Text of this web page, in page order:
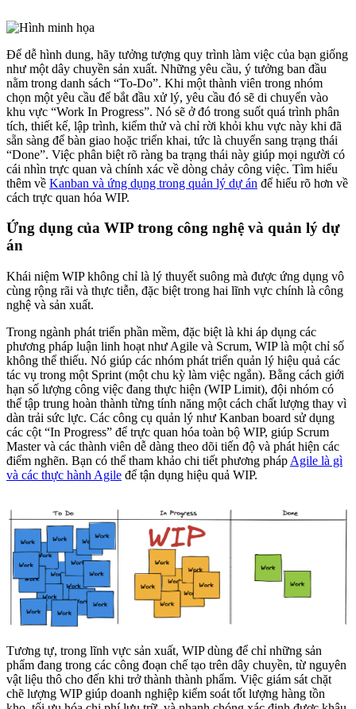
Để dễ hình dung, hãy tưởng tượng quy trình làm việc của bạn giống
như một dây chuyền sản xuất. Những yêu cầu, ý tưởng ban đầu
nằm trong danh sách “To-Do”. Khi một thành viên trong nhóm
chọn một yêu cầu để bắt đầu xử lý, yêu cầu đó sẽ di chuyển vào
khu vực “Work In Progress”. Nó sẽ ở đó trong suốt quá trình phân
tích, thiết kế, lập trình, kiểm thử và chỉ rời khỏi khu vực này khi đã
sẵn sàng để bàn giao hoặc triển khai, tức là chuyển sang trạng thái
“Done”. Việc phân biệt rõ ràng ba trạng thái này giúp mọi người có
cái nhìn trực quan và chính xác về dòng chảy công việc. Tìm hiểu
thêm về Kanban và ứng dụng trong quản lý dự án để hiểu rõ hơn về
cách trực quan hóa WIP.
Ứng dụng của WIP trong công nghệ và quản lý dự
án
Khái niệm WIP không chỉ là lý thuyết suông mà được ứng dụng vô
cùng rộng rãi và thực tiễn, đặc biệt trong hai lĩnh vực chính là công
nghệ và sản xuất.
Trong ngành phát triển phần mềm, đặc biệt là khi áp dụng các
phương pháp luận linh hoạt như Agile và Scrum, WIP là một chỉ số
không thể thiếu. Nó giúp các nhóm phát triển quản lý hiệu quả các
tác vụ trong một Sprint (một chu kỳ làm việc ngắn). Bằng cách giới
hạn số lượng công việc đang thực hiện (WIP Limit), đội nhóm có
thể tập trung hoàn thành từng tính năng một cách chất lượng thay vì
dàn trải sức lực. Các công cụ quản lý như Kanban board sử dụng
các cột “In Progress” để trực quan hóa toàn bộ WIP, giúp Scrum
Master và các thành viên dễ dàng theo dõi tiến độ và phát hiện các
điểm nghẽn. Bạn có thể tham khảo chi tiết phương pháp Agile là gì
và các thực hành Agile để tận dụng hiệu quả WIP.
Tương tự, trong lĩnh vực sản xuất, WIP dùng để chỉ những sản
phẩm đang trong các công đoạn chế tạo trên dây chuyền, từ nguyên
vật liệu thô cho đến khi trở thành thành phẩm. Việc giám sát chặt
chẽ lượng WIP giúp doanh nghiệp kiểm soát tốt lượng hàng tồn